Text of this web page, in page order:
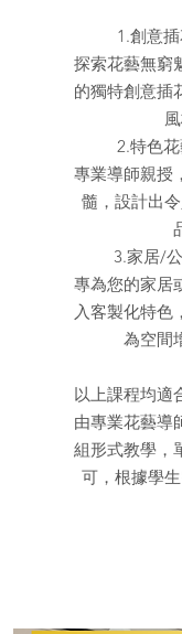
1.創意
探索花藝無窮
的獨特創意插
風
2.特色
專業導師親授
髓，設計出
3.家居/
專為您的家居
入客製化特色
為空間
以上課程均適
由專業花藝導
組形式教學，
可，根據學生